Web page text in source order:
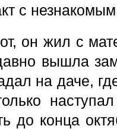
с
он жил с
вышла
на даче,
до конца